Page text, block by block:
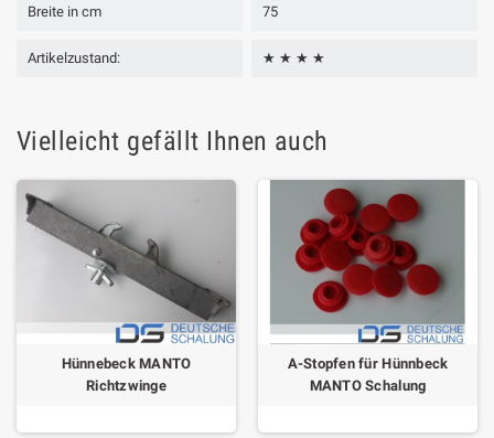
Breite in cm 75
Artikelzustand: ★ ★ ★ ★
Vielleicht gefällt Ihnen auch
Hünnebeck MANTO
Richtzwinge
A-Stopfen für Hünnbeck
MANTO Schalung